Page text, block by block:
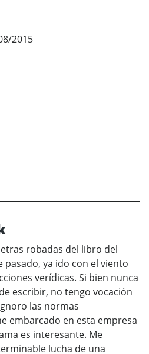
2015
robadas del libro del
pasado, ya ido con el viento
verídicas. Si bien nunca
escribir, no tengo vocación
las normas
embarcado en esta empresa
es interesante. Me
lucha de una